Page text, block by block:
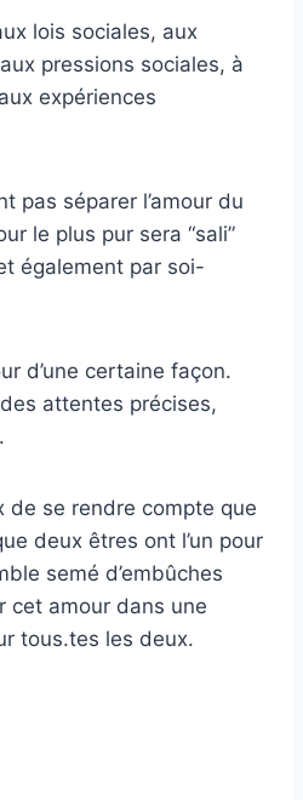
lois sociales, aux
pressions sociales, à
expériences
pas séparer l’amour du
le plus pur sera “sali”
également par soi-
d’une certaine façon.
attentes précises,
de se rendre compte que
deux êtres ont l’un pour
semé d’embûches
cet amour dans une
tous.tes les deux.